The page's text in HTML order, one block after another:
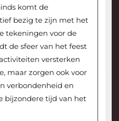
komt de
bezig te zijn met het
tekeningen voor de
de sfeer van het feest
versterken
maar zorgen ook voor
verbondenheid en
bijzondere tijd van het